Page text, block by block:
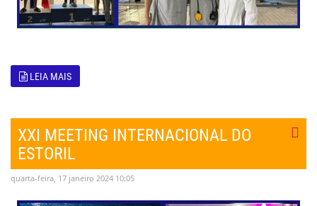
LEIA MAIS
XXI MEETING INTERNACIONAL DO
ESTORIL
quarta-feira, 17 janeiro 2024 10:05